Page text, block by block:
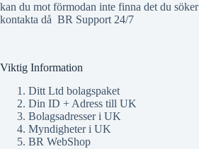
kan du mot förmodan inte finna det du söker
kontakta då BR Support 24/7
Viktig Information
Ditt Ltd bolagspaket
Din ID + Adress till UK
Bolagsadresser i UK
Myndigheter i UK
BR WebShop